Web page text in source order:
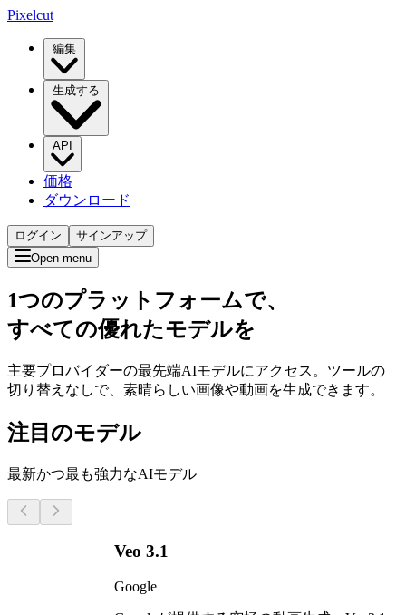
Pixelcut
編集
生成する
API
価格
ダウンロード
ログイン
サインアップ
Open menu
1つのプラットフォームで、
すべての優れたモデルを
主要プロバイダーの最先端AIモデルにアクセス。ツールの
切り替えなしで、素晴らしい画像や動画を生成できます。
注目のモデル
最新かつ最も強力なAIモデル
Veo 3.1
Google